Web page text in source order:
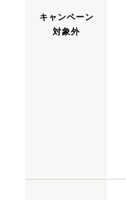
キャンペーン
対象外